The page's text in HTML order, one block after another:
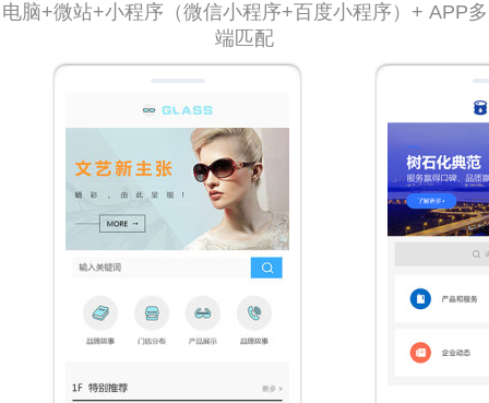
电脑+微站+小程序（微信小程序+百度小程序）+ APP多
端匹配